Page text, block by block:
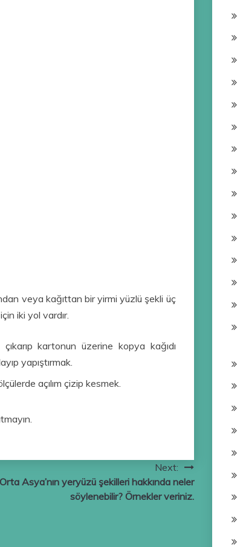
veya kağıttan bir yirmi yüzlü şekli üç
iki yol vardır.
kartonun üzerine kopya kağıdı
yapıştırmak.
açılım çizip kesmek.
Next:
Orta Asya’nın yeryüzü şekilleri hakkında neler
söylenebilir? Örnekler veriniz.